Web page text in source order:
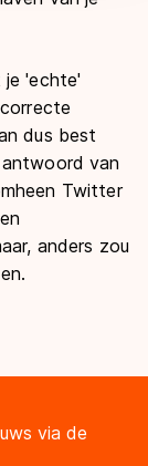
je 'echte'
dus best
van
Twitter
anders zou
via de